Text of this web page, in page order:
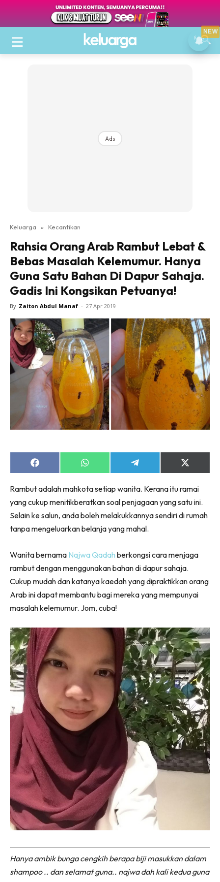
Ads
Keluarga » Kecantikan
Rahsia Orang Arab Rambut Lebat &
Bebas Masalah Kelemumur. Hanya
Guna Satu Bahan Di Dapur Sahaja.
Gadis Ini Kongsikan Petuanya!
By Zaiton Abdul Manaf - 27 Apr 2019
Share
on
Share
on
Share
on
Share
on
(Twitter)
Rambut adalah mahkota setiap wanita. Kerana itu ramai
yang cukup menitikberatkan soal penjagaan yang satu ini.
Selain ke salun, anda boleh melakukkannya sendiri di rumah
tanpa mengeluarkan belanja yang mahal.
Wanita bernama Najwa Qadah berkongsi cara menjaga
rambut dengan menggunakan bahan di dapur sahaja.
Cukup mudah dan katanya kaedah yang dipraktikkan orang
Arab ini dapat membantu bagi mereka yang mempunyai
masalah kelemumur. Jom, cuba!
Hanya ambik bunga cengkih berapa biji masukkan dalam
shampoo .. dan selamat guna.. najwa dah kali kedua guna
NEW